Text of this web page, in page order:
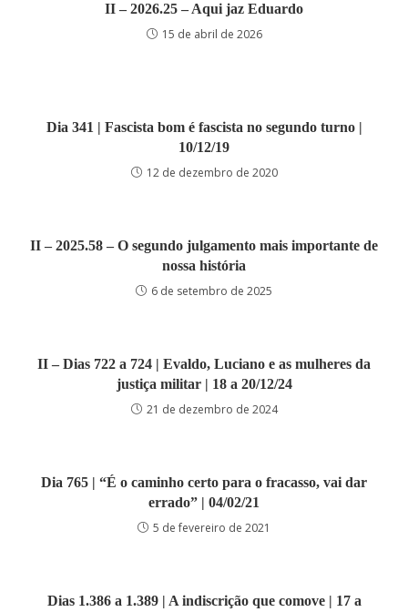
II – 2026.25 – Aqui jaz Eduardo
15 de abril de 2026
Dia 341 | Fascista bom é fascista no segundo turno |
10/12/19
12 de dezembro de 2020
II – 2025.58 – O segundo julgamento mais importante de
nossa história
6 de setembro de 2025
II – Dias 722 a 724 | Evaldo, Luciano e as mulheres da
justiça militar | 18 a 20/12/24
21 de dezembro de 2024
Dia 765 | “É o caminho certo para o fracasso, vai dar
errado” | 04/02/21
5 de fevereiro de 2021
Dias 1.386 a 1.389 | A indiscrição que comove | 17 a